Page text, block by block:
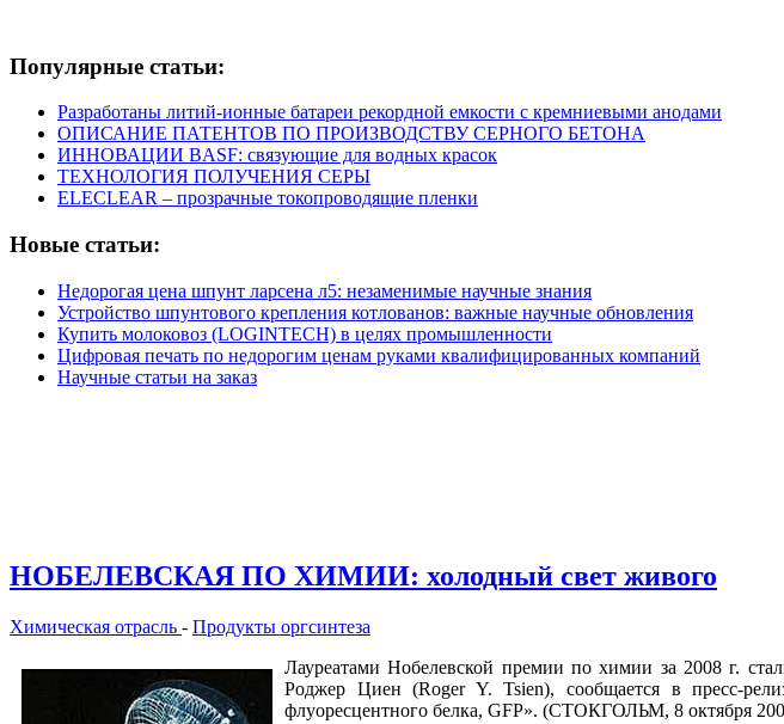
Популярные статьи:
Разработаны литий-ионные батареи рекордной емкости с кремниевыми анодами
ОПИСАНИЕ ПАТЕНТОВ ПО ПРОИЗВОДСТВУ СЕРНОГО БЕТОНА
ИННОВАЦИИ BASF: связующие для водных красок
ТЕХНОЛОГИЯ ПОЛУЧЕНИЯ СЕРЫ
ELECLEAR – прозрачные токопроводящие пленки
Новые статьи:
Недорогая цена шпунт ларсена л5: незаменимые научные знания
Устройство шпунтового крепления котлованов: важные научные обновления
Купить молоковоз (LOGINTECH) в целях промышленности
Цифровая печать по недорогим ценам руками квалифицированных компаний
Научные статьи на заказ
НОБЕЛЕВСКАЯ ПО ХИМИИ: холодный свет живого
Химическая отрасль - Продукты оргсинтеза
Лауреатами Нобелевской премии по химии за 2008 г.
Роджер Циен (Roger Y. Tsien), сообщается в пресс-
флуоресцентного белка, GFP». (СТОКГОЛЬМ, 8 октября